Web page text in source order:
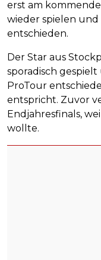
erst am
wieder spielen
entschieden.
Der Star aus
sporadisch
ProTour
entspricht. Zuvor
Endjahresfinals,
wollte.